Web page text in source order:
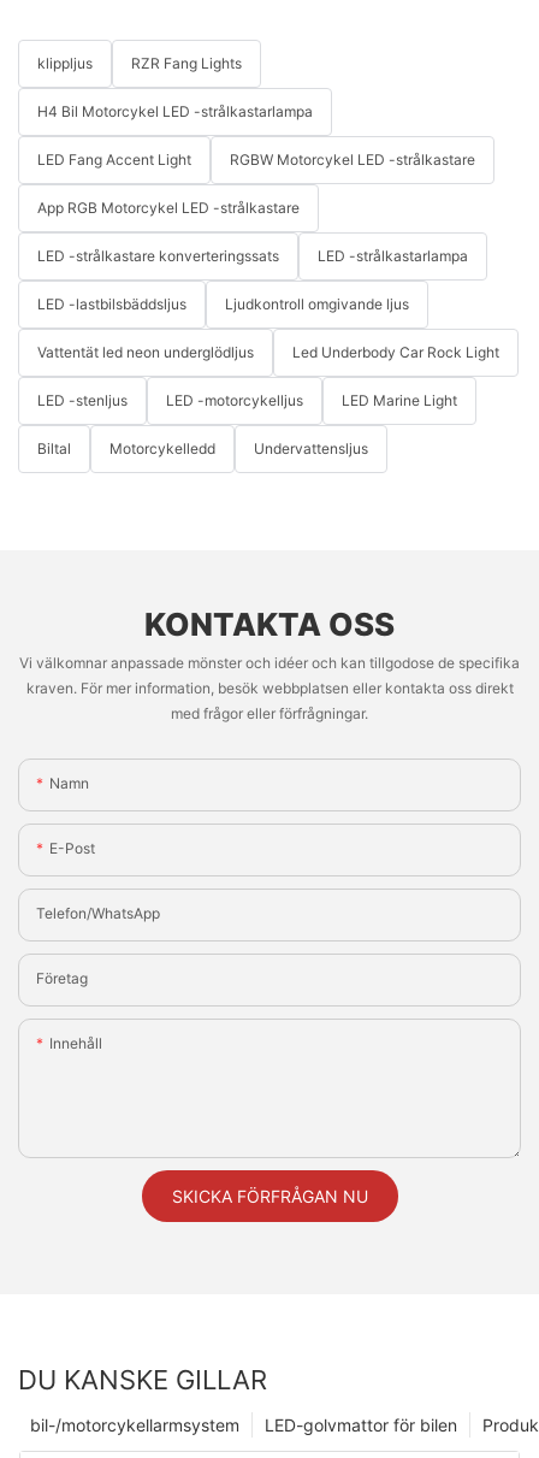
klippljus RZR Fang Lights
H4 Bil Motorcykel LED -strålkastarlampa
LED Fang Accent Light RGBW Motorcykel LED -strålkastare
App RGB Motorcykel LED -strålkastare
LED -strålkastare konverteringssats LED -strålkastarlampa
LED -lastbilsbäddsljus Ljudkontroll omgivande ljus
Vattentät led neon underglödljus Led Underbody Car Rock Light
LED -stenljus LED -motorcykelljus LED Marine Light
Biltal Motorcykelledd Undervattensljus
KONTAKTA OSS
Vi välkomnar anpassade mönster och idéer och kan tillgodose de specifika
kraven. För mer information, besök webbplatsen eller kontakta oss direkt
med frågor eller förfrågningar.
Namn
E-Post
Telefon/whatsApp
Företag
Innehåll
SKICKA FÖRFRÅGAN NU
DU KANSKE GILLAR
LED-golvmattor för bilen
bil-/motorcykellarmsystem